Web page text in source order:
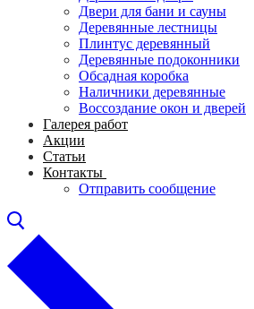
Двери для бани и сауны
Деревянные лестницы
Плинтус деревянный
Деревянные подоконники
Обсадная коробка
Наличники деревянные
Воссоздание окон и дверей
Галерея работ
Акции
Статьи
Контакты
Отправить сообщение